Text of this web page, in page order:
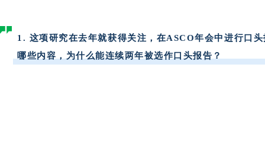
1. 这项研究在去年就获得关注，在ASCO年会中进行口
哪些内容，为什么能连续两年被选作口头报告？